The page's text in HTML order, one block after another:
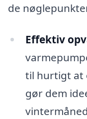
de
Effektiv
til hurtigt at
gør dem